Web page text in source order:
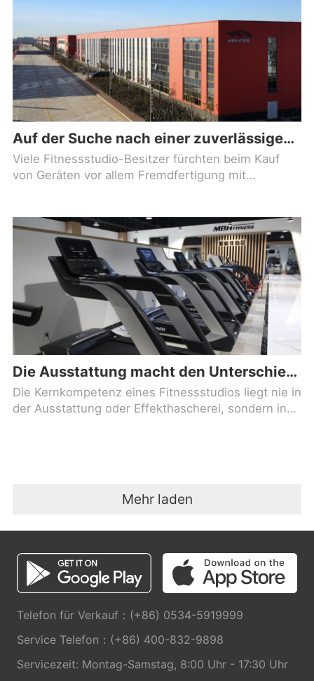
Fitnesscenter ausstatten.
Auf der Suche nach einer zuverlässigen Fitnessgerätemarke-Fabrik?
Viele Fitnessstudio-Besitzer fürchten beim Kauf
von Geräten vor allem Fremdfertigung mit
Reparaturen, schlechter Mitgliedererfahrung und
hohen Betriebskosten führt. Die Wahl einer echten
Produktionsstätte mit eigenem Werk ist die
Grundlage für den langfristigen Erfolg Ihres Studios.
Die Ausstattung macht den Unterschied – Für Profis die erste Wahl:MBH FITNESS
Die Kernkompetenz eines Fitnessstudios liegt nie in
der Ausstattung oder Effekthascherei, sondern in
Mehr laden
Telefon für Verkauf：(+86) 0534-5919999
Service Telefon：(+86) 400-832-9898
Servicezeit: Montag-Samstag, 8:00 Uhr - 17:30 Uhr